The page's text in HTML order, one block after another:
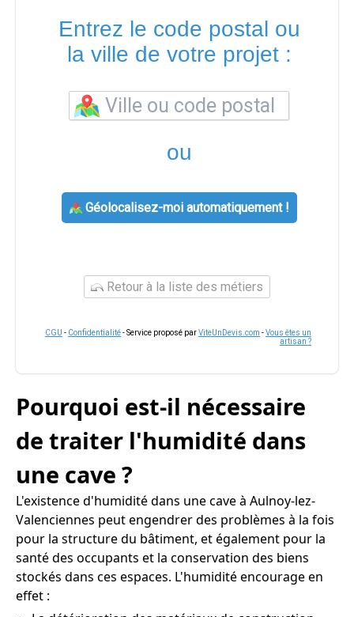
Entrez le code postal ou
la ville de votre projet :
ou
Géolocalisez-moi automatiquement !
Retour à la liste des métiers
CGU - Confidentialité- Service proposé parViteUnDevis.com -Vous êtes un
artisan ?
Pourquoi est-il nécessaire
de traiter l'humidité dans
une cave ?
L'existence d'humidité dans une cave à Aulnoy-lez-
Valenciennes peut engendrer des problèmes à la fois
pour la structure du bâtiment, et également pour la
santé des occupants et la conservation des biens
stockés dans ces espaces. L'humidité encourage en
effet :